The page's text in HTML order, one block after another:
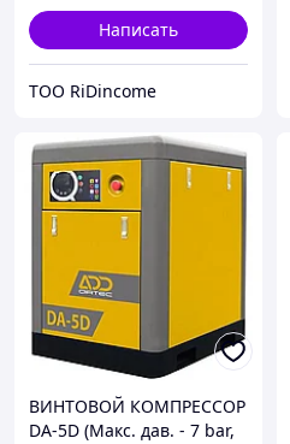
Написать
ТОО RiDincome
ВИНТОВОЙ КОМПРЕССОР
DA-5D (Макс. дав. - 7 bar,